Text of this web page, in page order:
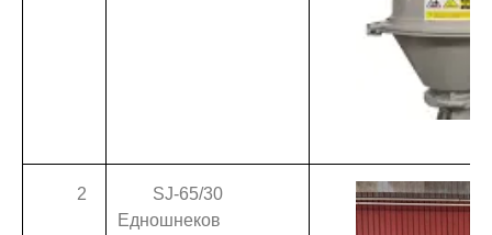
2
SJ-65/30
Едношнеков